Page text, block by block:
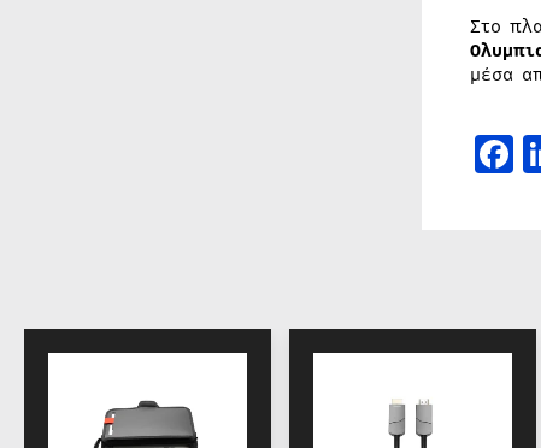
Στο
μέσα